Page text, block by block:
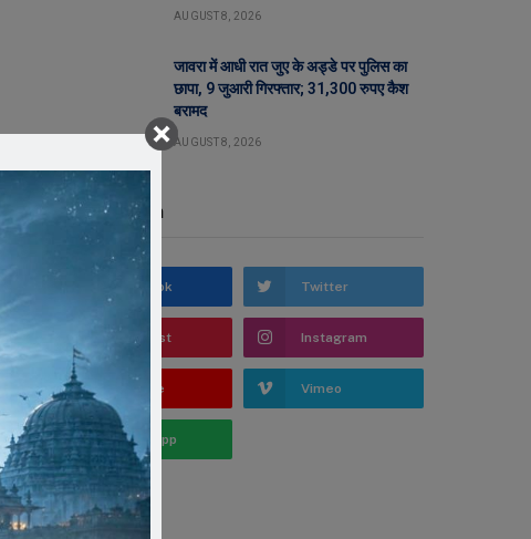
AUGUST 8, 2026
जावरा में आधी रात जुए के अड्डे पर पुलिस का
छापा, 9 जुआरी गिरफ्तार; 31,300 रुपए कैश
बरामद
AUGUST 8, 2026
Stay In Touch
Facebook Twitter
Pinterest Instagram
YouTube Vimeo
WhatsApp